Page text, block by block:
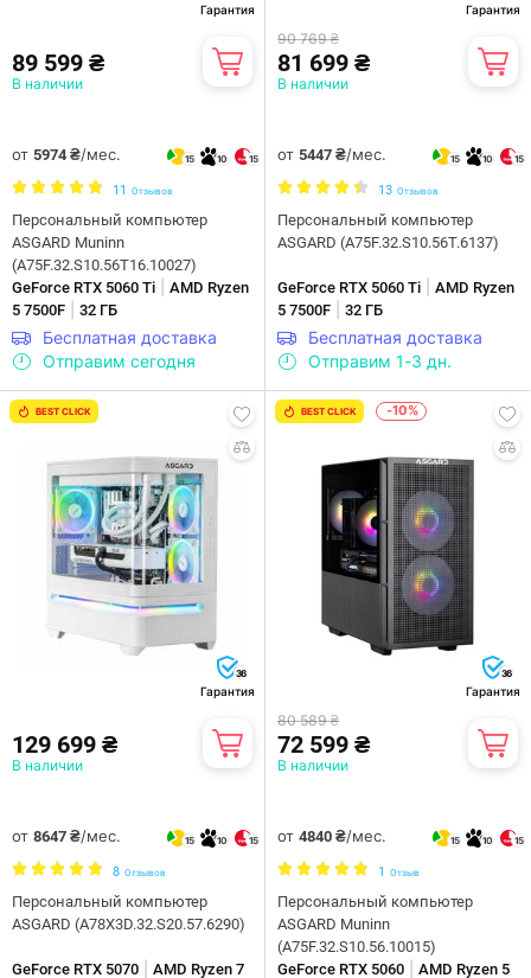
Гарантия
89 599 ₴
В наличии
от 5974 ₴/мес. 15 10 15
11 Отзывов
Персональный компьютер
ASGARD Muninn
(A75F.32.S10.56T16.10027)
GeForce RTX 5060 Ti
AMD Ryzen
5 7500F
32 ГБ
Бесплатная доставка
Отправим сегодня
Гарантия
90 769 ₴
81 699 ₴
В наличии
от 5447 ₴/мес. 15 10 15
13 Отзывов
Персональный компьютер
ASGARD (A75F.32.S10.56T.6137)
GeForce RTX 5060 Ti
AMD Ryzen
5 7500F
32 ГБ
Бесплатная доставка
Отправим 1-3 дн.
BEST CLICK
36
Гарантия
129 699 ₴
В наличии
от 8647 ₴/мес. 15 10 15
8 Отзывов
Персональный компьютер
ASGARD (A78X3D.32.S20.57.6290)
GeForce RTX 5070 AMD Ryzen 7
BEST CLICK -10%
36
Гарантия
80 589 ₴
72 599 ₴
В наличии
от 4840 ₴/мес. 15 10 15
1 Отзыв
Персональный компьютер
ASGARD Muninn
(A75F.32.S10.56.10015)
GeForce RTX 5060
AMD Ryzen 5